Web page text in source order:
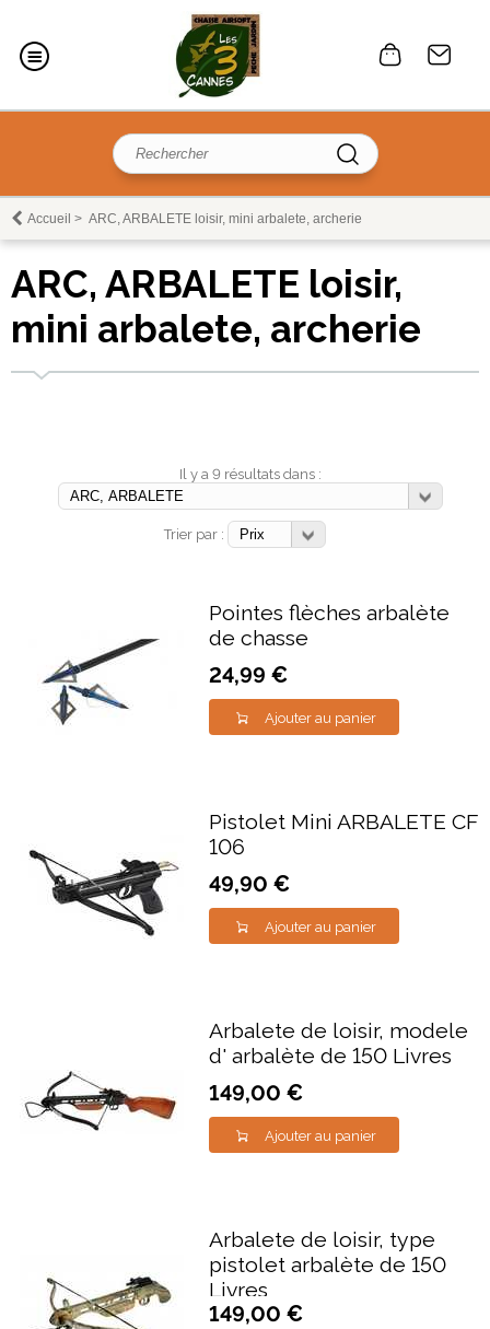
Accueil > ARC, ARBALETE loisir, mini arbalete, archerie
ARC, ARBALETE loisir,
mini arbalete, archerie
Il y a 9 résultats dans :
Trier par :
Pointes flèches arbalète
de chasse
24,99 €
Ajouter au panier
Pistolet Mini ARBALETE CF
106
49,90 €
Ajouter au panier
Arbalete de loisir, modele
d' arbalète de 150 Livres
149,00 €
Ajouter au panier
Arbalete de loisir, type
pistolet arbalète de 150
Livres
149,00 €